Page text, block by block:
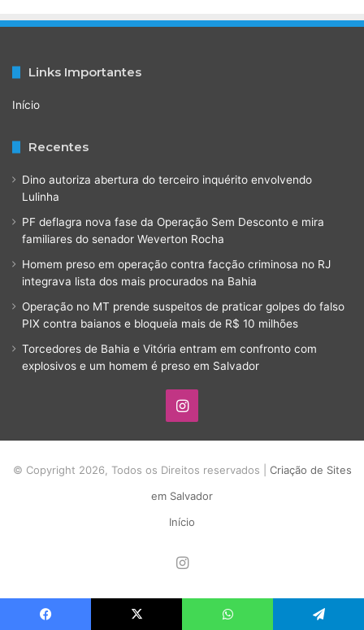
Links Importantes
Início
Recentes
Dino autoriza abertura do terceiro inquérito envolvendo
Lulinha
PF deflagra nova fase da Operação Sem Desconto e mira
familiares do senador Weverton Rocha
Homem preso em operação contra facção criminosa no RJ
integrava lista dos mais procurados na Bahia
Operação no MT prende suspeitos de praticar golpes do falso
PIX contra baianos e bloqueia mais de R$ 10 milhões
Torcedores de Bahia e Vitória entram em confronto com
explosivos e um homem é preso em Salvador
Instagram
© Copyright 2026, Todos os Direitos reservados | Criação de Sites
em Salvador
Início
Instagram